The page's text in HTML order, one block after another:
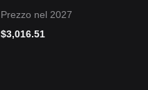
Prezzo nel 2027
$3,016.51